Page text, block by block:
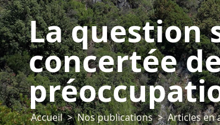
La question
concertée
Accueil Nos publications Articles en